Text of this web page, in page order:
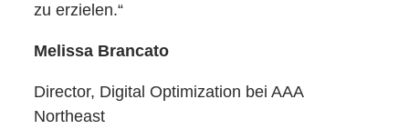
zu erzielen.“
Melissa Brancato
Director, Digital Optimization bei AAA
Northeast